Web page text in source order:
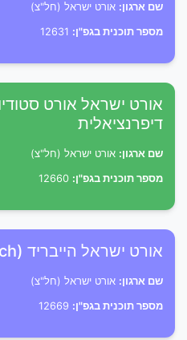
שם ארגון: אורט ישראל (חל"צ)
מספר תוכנית בגפ"ן:
אורט ישראל אורט
דיפרנציאלית
שם ארגון: אורט ישראל (חל"צ)
מספר תוכנית בגפ"ן:
אורט ישראל הייבריד (Hi - Brid Tech)
שם ארגון: אורט ישראל (חל"צ)
מספר תוכנית בגפ"ן: